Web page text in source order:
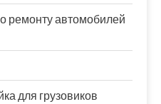
ремонту автомобилей
для грузовиков